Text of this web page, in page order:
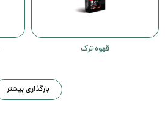
قهوه ترک
بارگذاری بیشتر